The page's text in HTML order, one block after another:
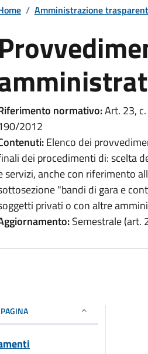
/ Amministrazione
normativo:Art. 23,
2012
Elenco dei
dei procedimenti di: scelta
servizi, anche con riferimento
"bandi di gara e
privati o con altre
Semestrale (art.